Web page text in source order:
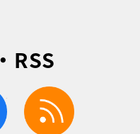
RSS
facebook